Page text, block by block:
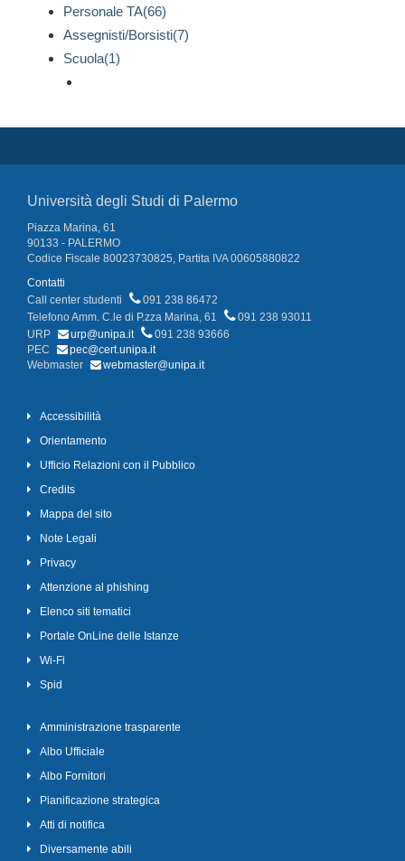
Personale TA(66)
Assegnisti/Borsisti(7)
Scuola(1)
Università degli Studi di Palermo
Piazza Marina, 61
90133 - PALERMO
Codice Fiscale 80023730825, Partita IVA 00605880822
Contatti
Call center studenti
091 238 86472
Telefono Amm. C.le di P.zza Marina, 61
091 238 93011
URP
urp@unipa.it
091 238 93666
PEC
pec@cert.unipa.it
Webmaster
webmaster@unipa.it
Accessibilità
Orientamento
Ufficio Relazioni con il Pubblico
Credits
Mappa del sito
Note Legali
Privacy
Attenzione al phishing
Elenco siti tematici
Portale OnLine delle Istanze
Wi-Fi
Spid
Amministrazione trasparente
Albo Ufficiale
Albo Fornitori
Pianificazione strategica
Atti di notifica
Diversamente abili